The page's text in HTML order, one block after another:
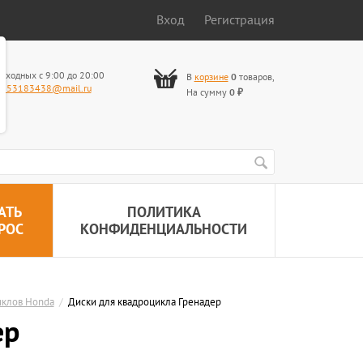
Вход Регистрация
с 9:00 до 20:00
В корзине 0товаров,
На сумму 0 ₽
ПОЛИТИКА
КОНФИДЕНЦИАЛЬНОСТИ
Honda / Диски для квадроцикла Гренадер